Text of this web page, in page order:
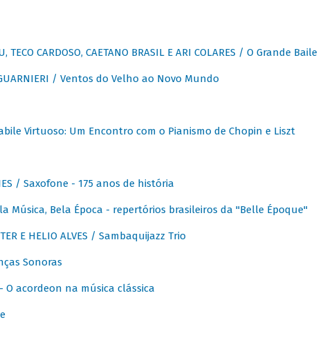
TECO CARDOSO, CAETANO BRASIL E ARI COLARES / O Grande Baile
GUARNIERI / Ventos do Velho ao Novo Mundo
Virtuoso: Um Encontro com o Pianismo de Chopin e Liszt
/ Saxofone - 175 anos de história
Música, Bela Época - repertórios brasileiros da "Belle Époque"
E HELIO ALVES / Sambaquijazz Trio
Sonoras
O acordeon na música clássica